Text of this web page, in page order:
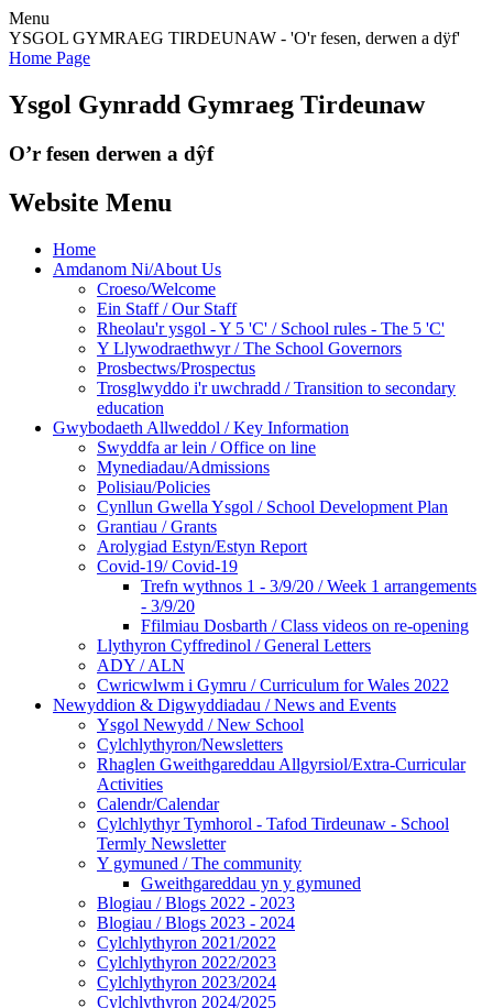
Menu
YSGOL GYMRAEG TIRDEUNAW - 'O'r fesen, derwen a dÿf'
Home Page
Ysgol Gynradd Gymraeg Tirdeunaw
O’r fesen derwen a dŷf
Website Menu
Home
Amdanom Ni/About Us
Croeso/Welcome
Ein Staff / Our Staff
Rheolau'r ysgol - Y 5 'C' / School rules - The 5 'C'
Y Llywodraethwyr / The School Governors
Prosbectws/Prospectus
Trosglwyddo i'r uwchradd / Transition to secondary
education
Gwybodaeth Allweddol / Key Information
Swyddfa ar lein / Office on line
Mynediadau/Admissions
Polisiau/Policies
Cynllun Gwella Ysgol / School Development Plan
Grantiau / Grants
Arolygiad Estyn/Estyn Report
Covid-19/ Covid-19
Trefn wythnos 1 - 3/9/20 / Week 1 arrangements
- 3/9/20
Ffilmiau Dosbarth / Class videos on re-opening
Llythyron Cyffredinol / General Letters
ADY / ALN
Cwricwlwm i Gymru / Curriculum for Wales 2022
Newyddion & Digwyddiadau / News and Events
Ysgol Newydd / New School
Cylchlythyron/Newsletters
Rhaglen Gweithgareddau Allgyrsiol/Extra-Curricular
Activities
Calendr/Calendar
Cylchlythyr Tymhorol - Tafod Tirdeunaw - School
Termly Newsletter
Y gymuned / The community
Gweithgareddau yn y gymuned
Blogiau / Blogs 2022 - 2023
Blogiau / Blogs 2023 - 2024
Cylchlythyron 2021/2022
Cylchlythyron 2022/2023
Cylchlythyron 2023/2024
Cylchlythyron 2024/2025